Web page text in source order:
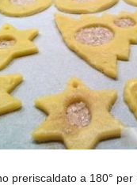
preriscaldato a 180° per